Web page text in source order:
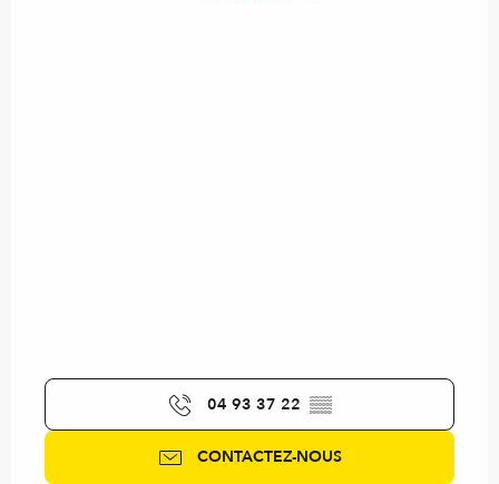
04 93 37 22 ▒▒
CONTACTEZ-NOUS